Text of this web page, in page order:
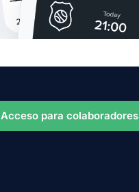
Acceso para colaboradores